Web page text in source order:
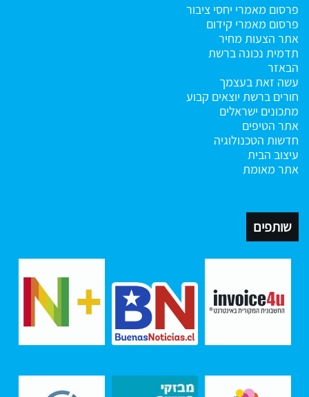
פרסום מאמרי יחסי ציבור
פרסום מאמרי קידום
אתר הצעות מחיר
תדמית נכונה ברשת
הבאזר
עשה זאת בעצמך
חורים ברשת יוצאים קבוע
מתכונים ישראלים
אתר הטיפים
חדשות הטכנולוגיה
עיצוב הבית
אתר מאומת
שותפים